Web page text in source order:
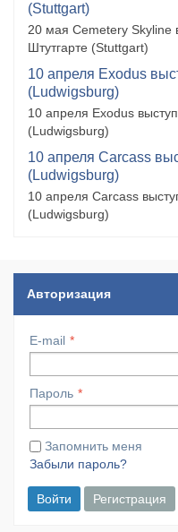
(Stuttgart)
20 мая Cemetery Skyline
Штутгарте (Stuttgart)
10 апреля Exodus
(Ludwigsburg)
10 апреля Exodus
(Ludwigsburg)
10 апреля Carcass
(Ludwigsburg)
10 апреля Carcass
(Ludwigsburg)
Авторизация
E-mail
Пароль
Запомнить меня
Забыли пароль?
Войти Регистрация